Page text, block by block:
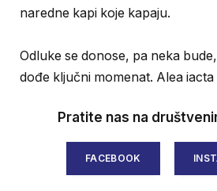
naredne kapi koje kapaju.
Odluke se donose, pa neka
dođe ključni momenat. Alea iacta
Pratite nas na
FACEBOOK